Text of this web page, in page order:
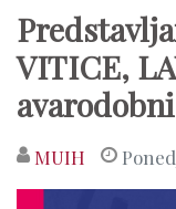
VITICE,
MUIH